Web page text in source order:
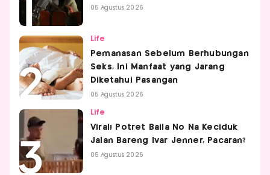
05 Agustus 2026
Life
Pemanasan Sebelum Berhubungan
Seks, Ini Manfaat yang Jarang
Diketahui Pasangan
05 Agustus 2026
Life
Viral! Potret Baila No Na Keciduk
Jalan Bareng Ivar Jenner, Pacaran?
05 Agustus 2026